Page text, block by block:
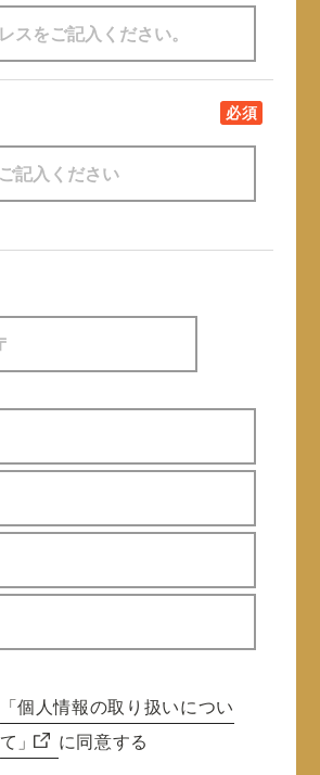
必須
「個人情報の取り扱いについ
て」
に同意する